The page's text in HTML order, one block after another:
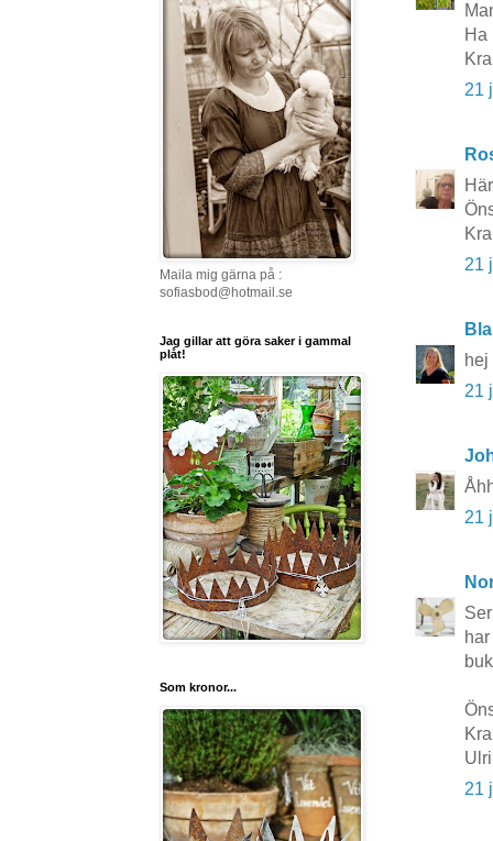
Ha
21
21
21
21
21
Maila mig gärna på :
sofiasbod@hotmail.se
Jag gillar att göra saker i gammal
plåt!
Som kronor...